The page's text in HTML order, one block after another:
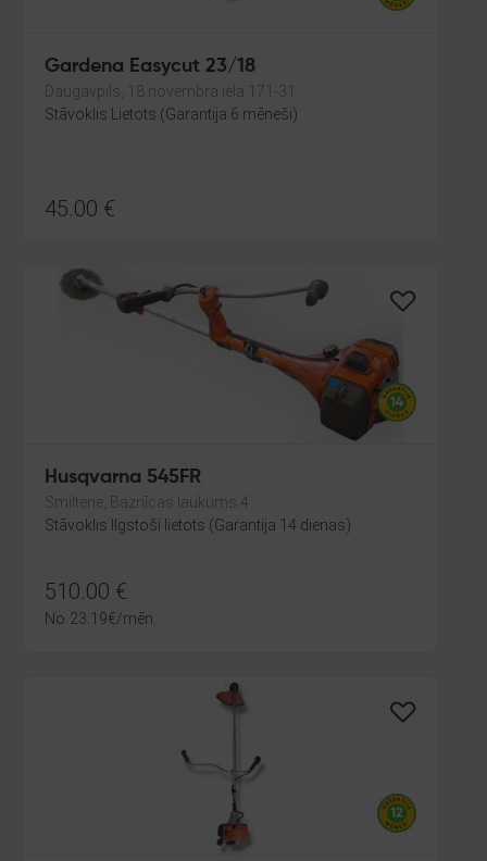
Gardena Easycut 23/18
Daugavpils, 18.novembra iela 171-31
Stāvoklis Lietots (Garantija 6 mēneši)
45.00 €
Husqvarna 545FR
Smiltene, Baznīcas laukums 4
Stāvoklis Ilgstoši lietots (Garantija 14 dienas)
510.00 €
No 23.19€/mēn.